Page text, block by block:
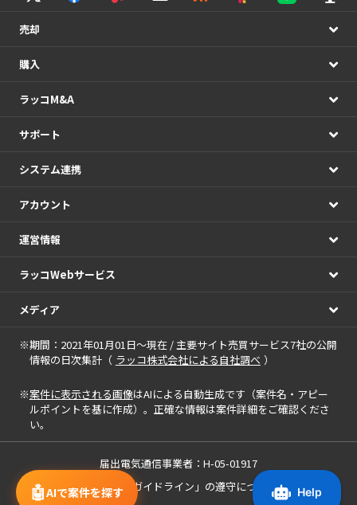
🤖AIで案件を探す
売却
購入
ラッコM&A
サポート
システム連携
アカウント
運営情報
ラッコWebサービス
メディア
※期間：2021年01月01日～現在 / 主要サイト売買サービス7社の公開
情報の日次集計（ ラッコ株式会社による自社調べ ）
※案件に表示される画像はAIによる自動生成です（案件名・アピー
ルポイントを基に作成）。正確な情報は案件詳細をご確認くださ
い。
届出電気通信事業者：H-05-01917
「中小M&Aガイドライン」の遵守について